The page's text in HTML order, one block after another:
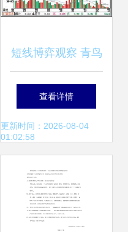
短线博弈观察 青鸟
华光技术面与计算
机软硬件板块联动
查看详情
更新时间：2026-08-04
01:02:58